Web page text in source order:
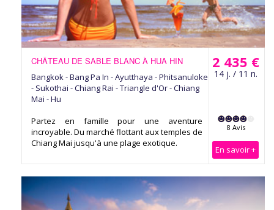
2 435 €
14 j. / 11 n.
8 Avis
En savoir +
CHÂTEAU DE SABLE BLANC À HUA HIN
Bangkok - Bang Pa In - Ayutthaya - Phitsanuloke
- Sukothai - Chiang Rai - Triangle d'Or - Chiang
Mai - Hu
Partez en famille pour une aventure
incroyable. Du marché flottant aux temples de
Chiang Mai jusqu'à une plage exotique.